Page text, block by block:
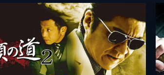
石橋保
蝶野正洋
千葉真一